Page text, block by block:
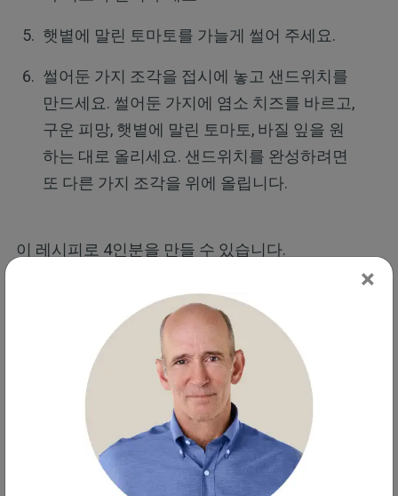
햇볕에 말린 토마토를 가늘게 썰어 주세요.
썰어둔 가지 조각을 접시에 놓고 샌드위치를
만드세요. 썰어둔 가지에 염소 치즈를 바르고,
구운 피망, 햇볕에 말린 토마토, 바질 잎을 원
하는 대로 올리세요. 샌드위치를 완성하려면
또 다른 가지 조각을 위에 올립니다.
이 레시피로 4인분을 만들 수 있습니다.
(출처: 닥터머콜라의영양 유형에 따른 건강 레시피
가지에 관한 재미있는 사실
가지의 역사는 약 2,000년 전 인도로 거슬러 올라가
며 고대 인도 문학에는 실제로 이 과일에 30가지가 넘
는 산스크리트어 이름이 있습니다. 이 중 일부는 미국
조지아주 그리핀에 있는 미국 농무부(USDA, United
×